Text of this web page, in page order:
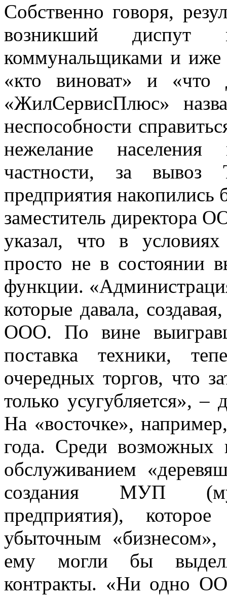
Собственно говоря,
возникший диспут
коммунальщиками и
«кто виноват» и «что
«ЖилСервисПлюс»
неспособности
нежелание
частности, за
предприятия
заместитель директора
указал, что в
просто не в состоянии
функции.
которые давала,
ООО. По вине
поставка техники,
очередных торгов, что
только усугубляется», –
На «восточке»,
года. Среди возможных
обслуживанием
создания МУП
предприятия),
убыточным
ему могли бы
контракты. «Ни одно